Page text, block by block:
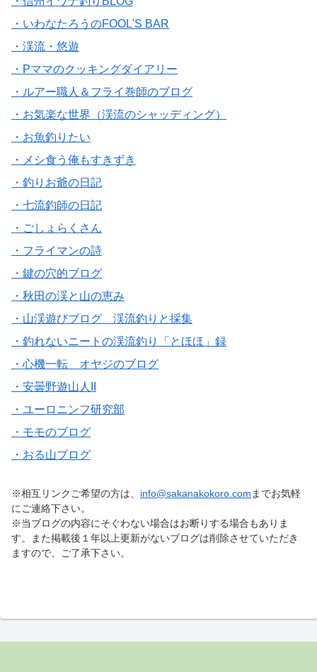
・いわなたろうのFOOL'S BAR
・渓流・悠遊
・Pママのクッキングダイアリー
・ルアー職人＆フライ巻師のブログ
・お気楽な世界（渓流のシャッディング）
・お魚釣りたい
・メシ食う俺もすきずき
・釣りお爺の日記
・七流釣師の日記
・ごしょらくさん
・フライマンの詩
・鍵の穴的ブログ
・秋田の渓と山の恵み
・山渓遊びブログ 渓流釣りと採集
・釣れないニートの渓流釣り「とほほ」録
・心機一転 オヤジのブログ
・安曇野遊山人II
・ユーロニンフ研究部
・モモのブログ
・おる山ブログ
※相互リンクご希望の方は、 info@sakanakokoro.com までお気軽
にご連絡下さい。
※当ブログの内容にそぐわない場合はお断りする場合もありま
す。また掲載後１年以上更新がないブログは削除させていただき
ますので、ご了承下さい。